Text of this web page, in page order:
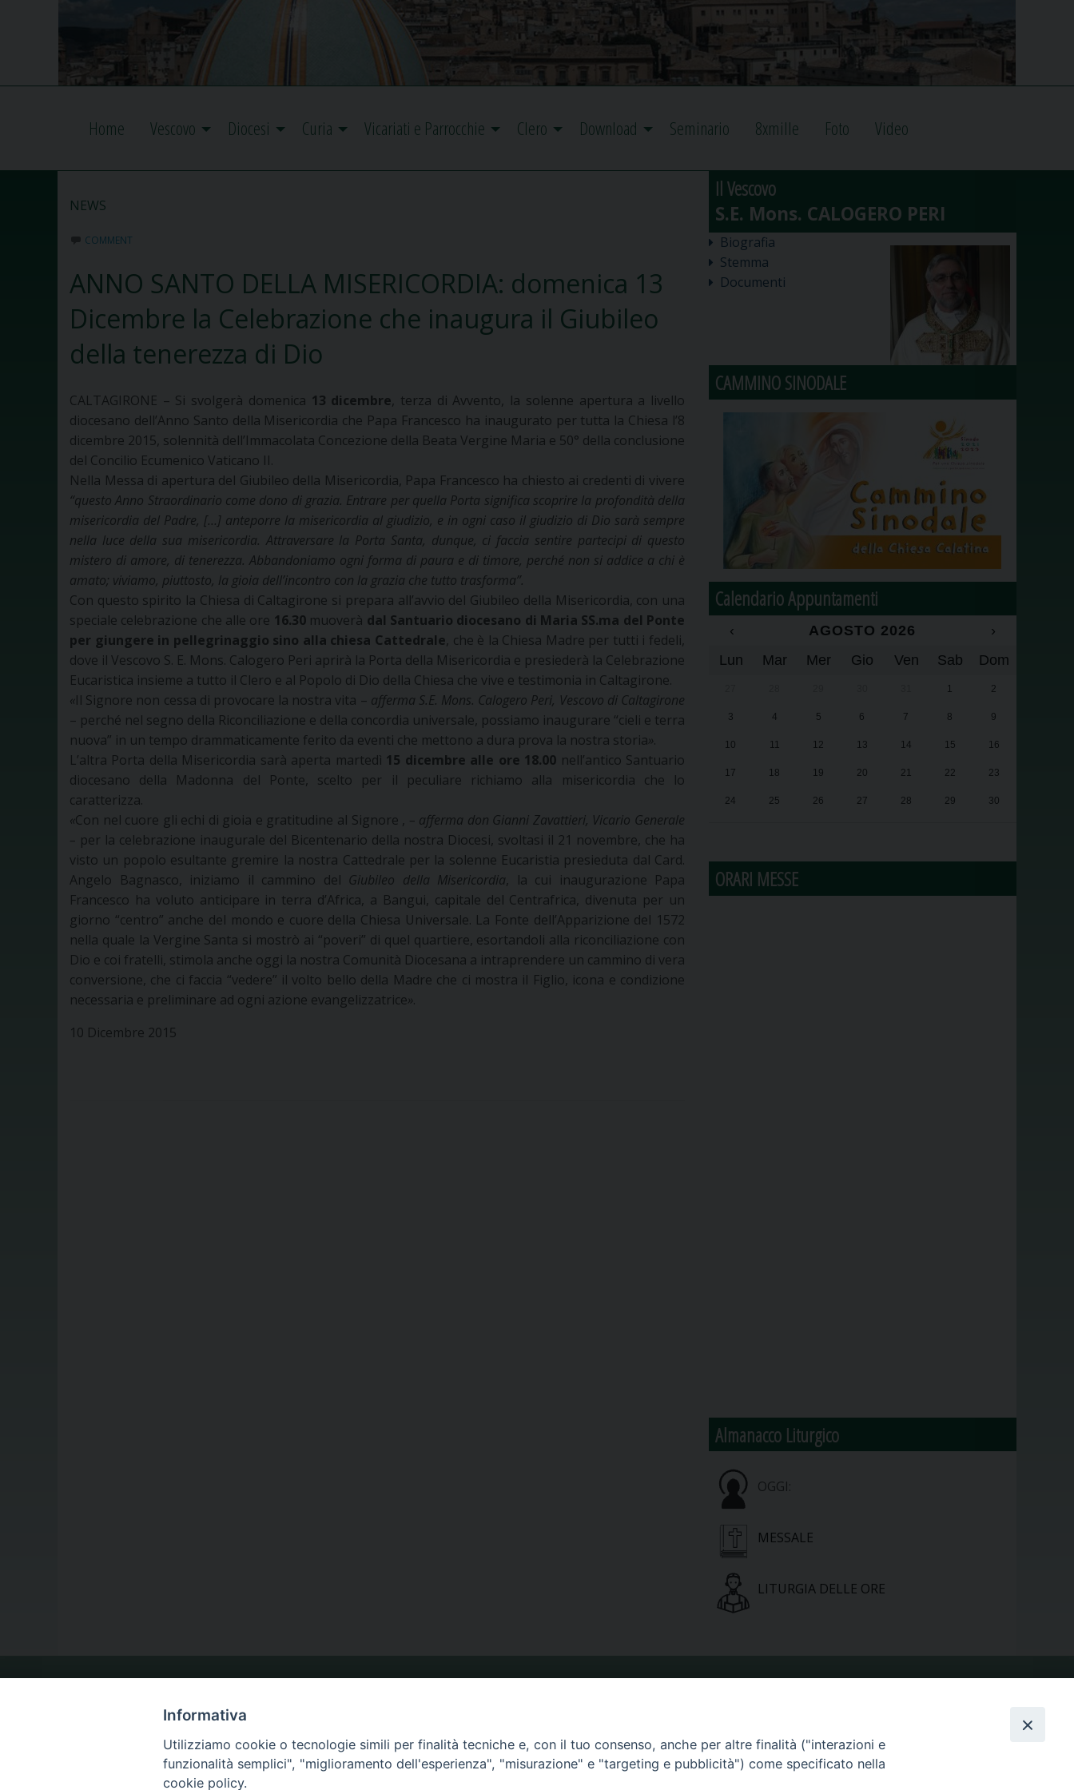
Home Vescovo Diocesi Curia Vicariati e Parrocchie Clero Download Seminario 8xmille Foto Video
NEWS
COMMENT
ANNO SANTO DELLA MISERICORDIA: domenica 13
Dicembre la Celebrazione che inaugura il Giubileo
della tenerezza di Dio
CALTAGIRONE – Si svolgerà domenica 13 dicembre, terza di Avvento, la solenne apertura a livello
diocesano dell’Anno Santo della Misericordia che Papa Francesco ha inaugurato per tutta la Chiesa l’8
dicembre 2015, solennità dell’Immacolata Concezione della Beata Vergine Maria e 50° della conclusione
del Concilio Ecumenico Vaticano II.
Nella Messa di apertura del Giubileo della Misericordia, Papa Francesco ha chiesto ai credenti di vivere
“questo Anno Straordinario come dono di grazia. Entrare per quella Porta significa scoprire la profondità della
misericordia del Padre, […] anteporre la misericordia al giudizio, e in ogni caso il giudizio di Dio sarà sempre
nella luce della sua misericordia. Attraversare la Porta Santa, dunque, ci faccia sentire partecipi di questo
mistero di amore, di tenerezza. Abbandoniamo ogni forma di paura e di timore, perché non si addice a chi è
amato; viviamo, piuttosto, la gioia dell’incontro con la grazia che tutto trasforma”.
Con questo spirito la Chiesa di Caltagirone si prepara all’avvio del Giubileo della Misericordia, con una
speciale celebrazione che alle ore 16.30muoverà dal Santuario diocesano di Maria SS.ma del Ponte
per giungere in pellegrinaggio sino alla chiesa Cattedrale, che è la Chiesa Madre per tutti i fedeli,
dove il Vescovo S. E. Mons. Calogero Peri aprirà la Porta della Misericordia e presiederà la Celebrazione
Eucaristica insieme a tutto il Clero e al Popolo di Dio della Chiesa che vive e testimonia in Caltagirone.
«Il Signore non cessa di provocare la nostra vita – afferma S.E. Mons. Calogero Peri, Vescovo di Caltagirone
– perché nel segno della Riconciliazione e della concordia universale, possiamo inaugurare “cieli e terra
nuova” in un tempo drammaticamente ferito da eventi che mettono a dura prova la nostra storia».
L’altra Porta della Misericordia sarà aperta martedì 15 dicembre alle ore 18.00 nell’antico Santuario
diocesano della Madonna del Ponte, scelto per il peculiare richiamo alla misericordia che lo
caratterizza.
«Con nel cuore gli echi di gioia e gratitudine al Signore , – afferma don Gianni Zavattieri, Vicario Generale
– per la celebrazione inaugurale del Bicentenario della nostra Diocesi, svoltasi il 21 novembre, che ha
visto un popolo esultante gremire la nostra Cattedrale per la solenne Eucaristia presieduta dal Card.
Angelo Bagnasco, iniziamo il cammino del Giubileo della Misericordia, la cui inaugurazione Papa
Francesco ha voluto anticipare in terra d’Africa, a Bangui, capitale del Centrafrica, divenuta per un
giorno “centro” anche del mondo e cuore della Chiesa Universale. La Fonte dell’Apparizione del 1572
nella quale la Vergine Santa si mostrò ai “poveri” di quel quartiere, esortandoli alla riconciliazione con
Dio e coi fratelli, stimola anche oggi la nostra Comunità Diocesana a intraprendere un cammino di vera
conversione, che ci faccia “vedere” il volto bello della Madre che ci mostra il Figlio, icona e condizione
necessaria e preliminare ad ogni azione evangelizzatrice».
10 Dicembre 2015
Il Vescovo
Biografia
Stemma
Documenti
CAMMINO SINODALE
Calendario Appuntamenti
‹ AGOSTO 2026
›
Lun
Mar Mer Gio Ven Sab Dom
1 2
3 4 5 6 7 8 9
10 11 12 13 14 15 16
17 18 19 20 21 22 23
24 25 26 27 28 29 30
ORARI MESSE
Almanacco Liturgico
OGGI:
MESSALE
LITURGIA DELLE ORE
LA NOSTRA DIOCESI
IL VESCOVO
CALENDARIO PASTORALE
PHOTOGALLERY
Informativa
Utilizziamo cookie o tecnologie simili per finalità tecniche e, con il tuo consenso, anche per altre finalità ("interazioni e
funzionalità semplici", "miglioramento dell'esperienza", "misurazione" e "targeting e pubblicità") come specificato nella
cookie policy.